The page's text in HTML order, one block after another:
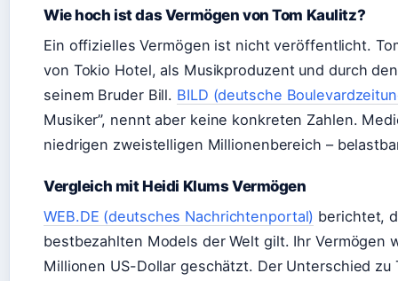
Wie hoch ist das Vermögen von Tom Kaulitz?
Ein offizielles Vermögen ist nicht veröffentlicht.
von Tokio Hotel, als Musikproduzent und durch
seinem Bruder Bill. BILD (deutsche
Musiker”, nennt aber keine konkreten Zahlen.
niedrigen zweistelligen Millionenbereich –
Vergleich mit Heidi Klums Vermögen
WEB.DE (deutsches Nachrichtenportal) berichtet,
bestbezahlten Models der Welt gilt. Ihr Vermögen
Millionen US-Dollar geschätzt. Der Unterschied zu